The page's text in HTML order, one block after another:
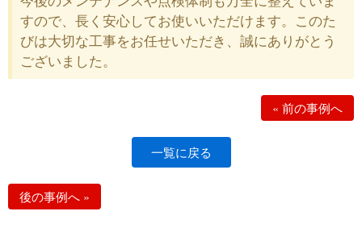
すので、長く安心してお使いいただけます。このた
びは大切な工事をお任せいただき、誠にありがとう
ございました。
« 前の事例へ
一覧に戻る
後の事例へ »